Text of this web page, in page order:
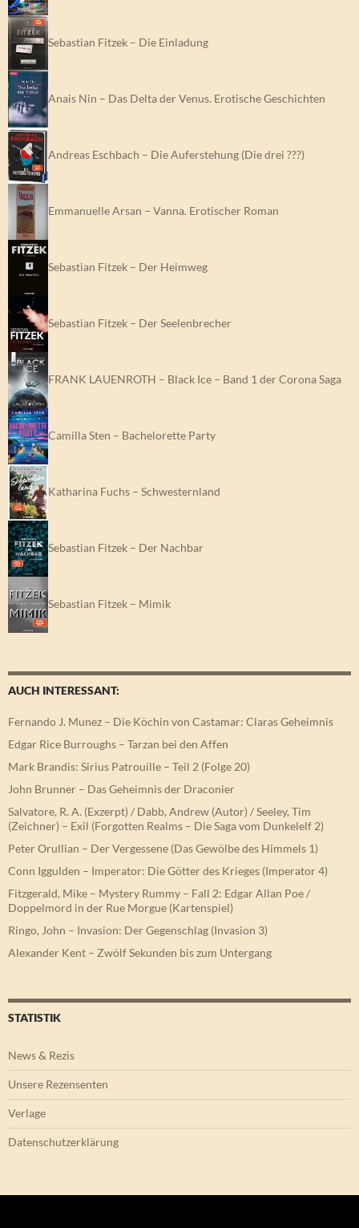
Sebastian Fitzek – Die Einladung
Anais Nin – Das Delta der Venus. Erotische Geschichten
Andreas Eschbach – Die Auferstehung (Die drei ???)
Emmanuelle Arsan – Vanna. Erotischer Roman
Sebastian Fitzek – Der Heimweg
Sebastian Fitzek – Der Seelenbrecher
FRANK LAUENROTH – Black Ice – Band 1 der Corona Saga
Camilla Sten – Bachelorette Party
Katharina Fuchs – Schwesternland
Sebastian Fitzek – Der Nachbar
Sebastian Fitzek – Mimik
AUCH INTERESSANT:
Fernando J. Munez – Die Köchin von Castamar: Claras Geheimnis
Edgar Rice Burroughs – Tarzan bei den Affen
Mark Brandis: Sirius Patrouille – Teil 2 (Folge 20)
John Brunner – Das Geheimnis der Draconier
Salvatore, R. A. (Exzerpt) / Dabb, Andrew (Autor) / Seeley, Tim
(Zeichner) – Exil (Forgotten Realms – Die Saga vom Dunkelelf 2)
Peter Orullian – Der Vergessene (Das Gewölbe des Himmels 1)
Conn Iggulden – Imperator: Die Götter des Krieges (Imperator 4)
Fitzgerald, Mike – Mystery Rummy – Fall 2: Edgar Allan Poe /
Doppelmord in der Rue Morgue (Kartenspiel)
Ringo, John – Invasion: Der Gegenschlag (Invasion 3)
Alexander Kent – Zwölf Sekunden bis zum Untergang
STATISTIK
News & Rezis
Unsere Rezensenten
Verlage
Datenschutzerklärung